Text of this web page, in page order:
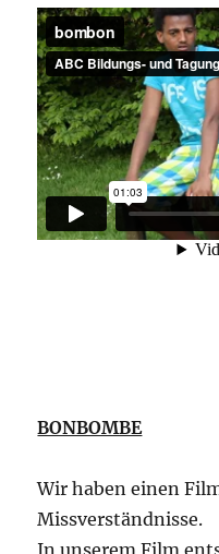
BONBOMBE
Wir haben einen
Missverständnisse.